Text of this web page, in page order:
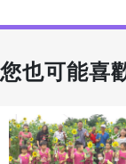
您也可能喜